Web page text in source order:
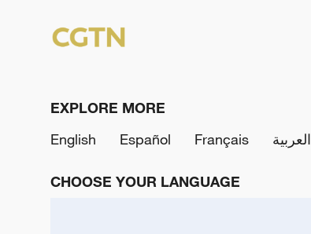
EXPLORE MORE
English
Español Français العربية
CHOOSE YOUR LANGUAGE